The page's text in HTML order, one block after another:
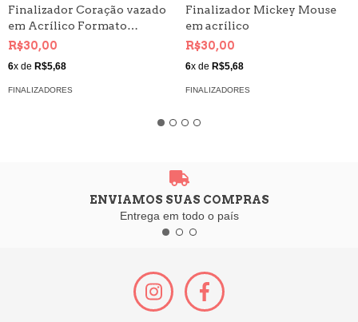
Finalizador Coração vazado
em Acrílico Formato
Quadrado
R$30,00
6x de R$5,68
FINALIZADORES
Finalizador Mickey Mouse
em acrílico
R$30,00
6x de R$5,68
FINALIZADORES
ENVIAMOS SUAS COMPRAS
Entrega em todo o país